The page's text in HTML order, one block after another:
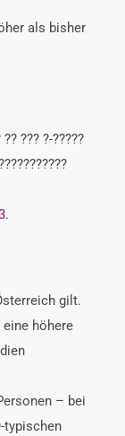
als bisher
?? ??? ?-?????
gilt.
höhere
– bei
typischen